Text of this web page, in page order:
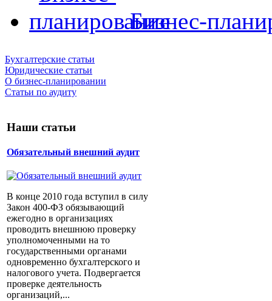
Бизнес-
Бухгалтерские статьи
Юридические статьи
О бизнес-планировании
Статьи по аудиту
Наши статьи
Обязательный внешний аудит
В конце 2010 года вступил в силу
Закон 400-ФЗ обязывающий
ежегодно в организациях
проводить внешнюю проверку
уполномоченными на то
государственными органами
одновременно бухгалтерского и
налогового учета. Подвергается
проверке деятельность
организаций,...